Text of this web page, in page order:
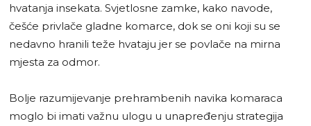
hvatanja insekata. Svjetlosne zamke, kako navode,
češće privlače gladne komarce, dok se oni koji su se
nedavno hranili teže hvataju jer se povlače na mirna
mjesta za odmor.
Bolje razumijevanje prehrambenih navika komaraca
moglo bi imati važnu ulogu u unapređenju strategija